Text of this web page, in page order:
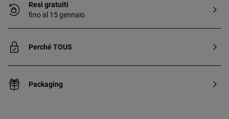
Resi gratuiti
fino al 15 gennaio
Perché TOUS
Packaging